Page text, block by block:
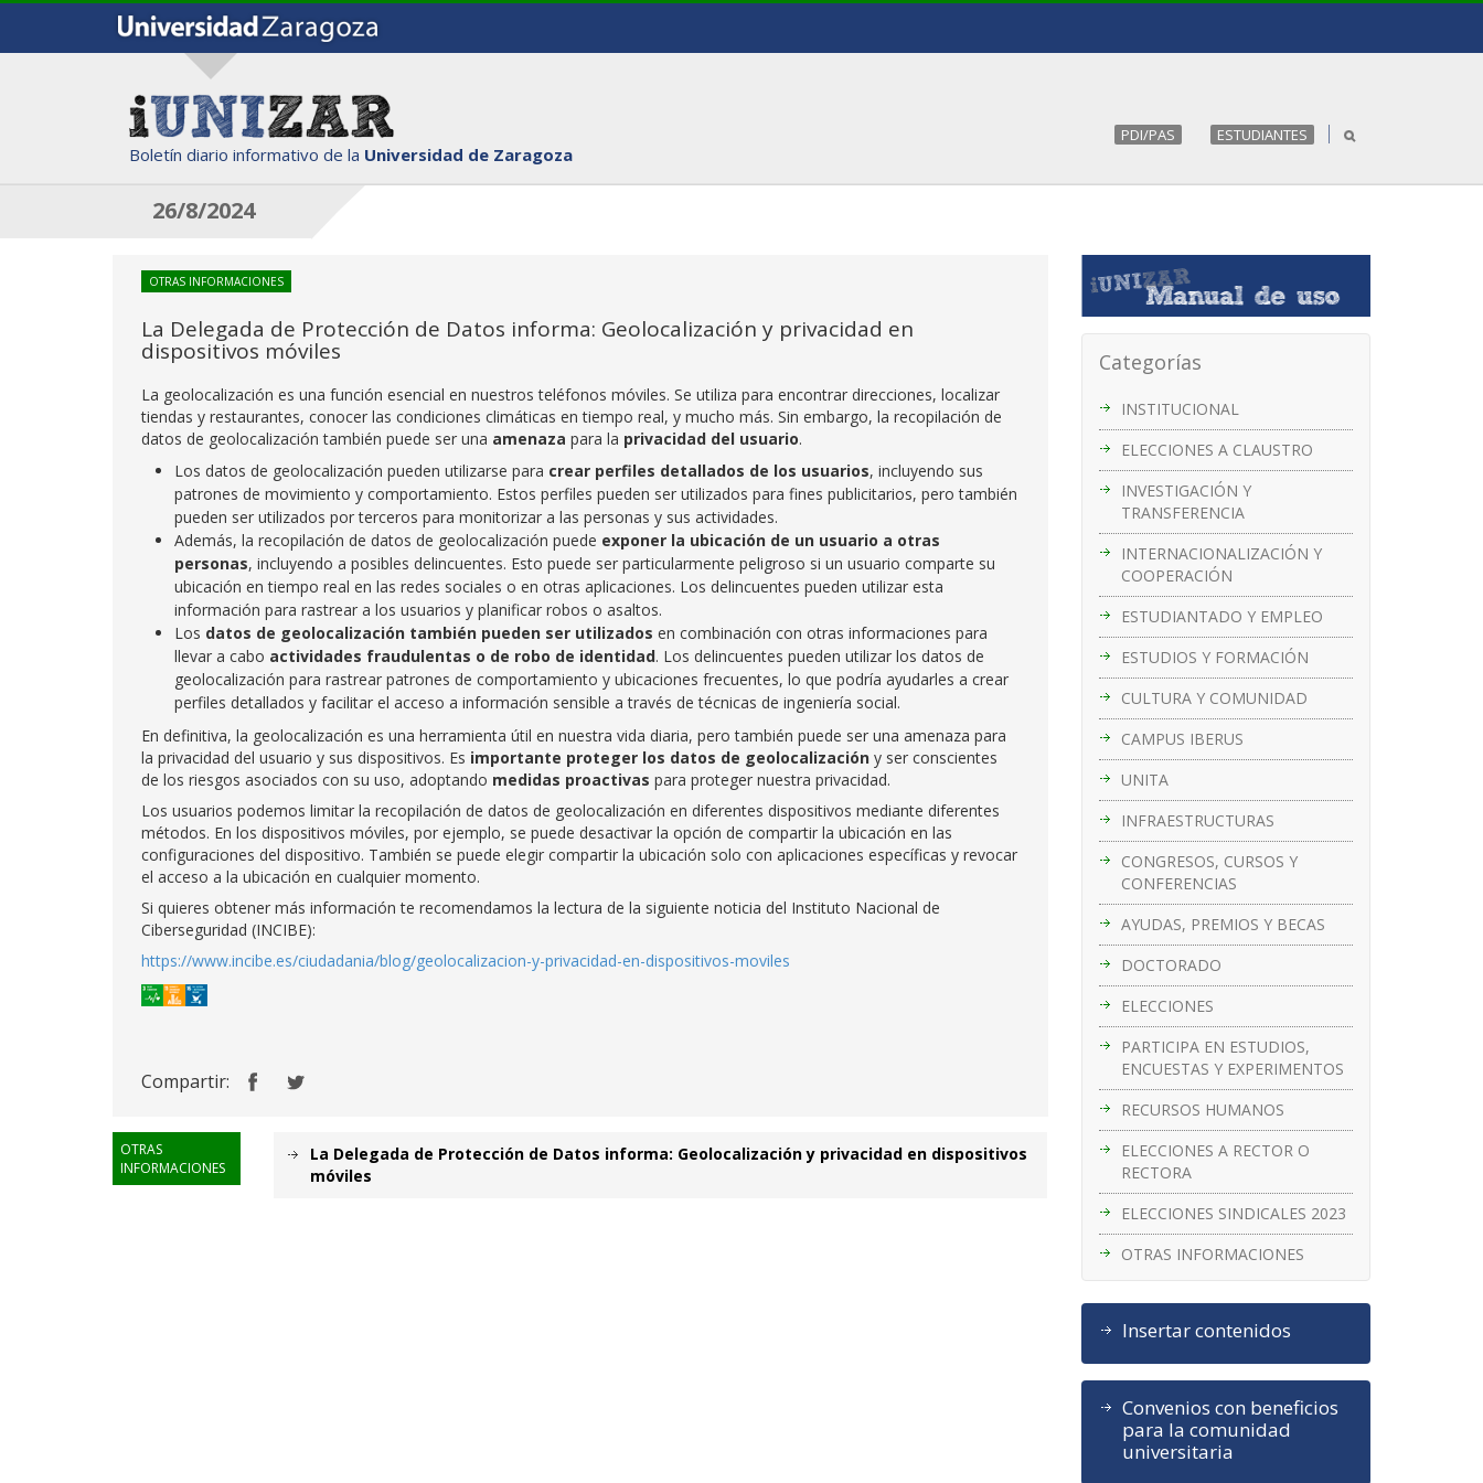
Boletín diario informativo de la Universidad de Zaragoza
PDI/PAS ESTUDIANTES
26/8/2024
Categorías
INSTITUCIONAL
ELECCIONES A CLAUSTRO
INVESTIGACIÓN Y
TRANSFERENCIA
INTERNACIONALIZACIÓN Y
COOPERACIÓN
ESTUDIANTADO Y EMPLEO
ESTUDIOS Y FORMACIÓN
CULTURA Y COMUNIDAD
CAMPUS IBERUS
UNITA
INFRAESTRUCTURAS
CONGRESOS, CURSOS Y
CONFERENCIAS
AYUDAS, PREMIOS Y BECAS
DOCTORADO
ELECCIONES
PARTICIPA EN ESTUDIOS,
ENCUESTAS Y EXPERIMENTOS
RECURSOS HUMANOS
ELECCIONES A RECTOR O
RECTORA
ELECCIONES SINDICALES 2023
OTRAS INFORMACIONES
Insertar contenidos
Convenios con beneficios
para la comunidad
universitaria
OTRAS INFORMACIONES
La Delegada de Protección de Datos informa: Geolocalización y privacidad en
dispositivos móviles
La geolocalización es una función esencial en nuestros teléfonos móviles. Se utiliza para encontrar direcciones, localizar
tiendas y restaurantes, conocer las condiciones climáticas en tiempo real, y mucho más. Sin embargo, la recopilación de
datos de geolocalización también puede ser una amenaza para la privacidad del usuario.
Los datos de geolocalización pueden utilizarse para crear perfiles detallados de los usuarios, incluyendo sus
patrones de movimiento y comportamiento. Estos perfiles pueden ser utilizados para fines publicitarios, pero también
pueden ser utilizados por terceros para monitorizar a las personas y sus actividades.
Además, la recopilación de datos de geolocalización puede exponer la ubicación de un usuario a otras
personas, incluyendo a posibles delincuentes. Esto puede ser particularmente peligroso si un usuario comparte su
ubicación en tiempo real en las redes sociales o en otras aplicaciones. Los delincuentes pueden utilizar esta
información para rastrear a los usuarios y planificar robos o asaltos.
Los datos de geolocalización también pueden ser utilizados en combinación con otras informaciones para
llevar a cabo actividades fraudulentas o de robo de identidad. Los delincuentes pueden utilizar los datos de
geolocalización para rastrear patrones de comportamiento y ubicaciones frecuentes, lo que podría ayudarles a crear
perfiles detallados y facilitar el acceso a información sensible a través de técnicas de ingeniería social.
En definitiva, la geolocalización es una herramienta útil en nuestra vida diaria, pero también puede ser una amenaza para
la privacidad del usuario y sus dispositivos. Es importante proteger los datos de geolocalización y ser conscientes
de los riesgos asociados con su uso, adoptando medidas proactivas para proteger nuestra privacidad.
Los usuarios podemos limitar la recopilación de datos de geolocalización en diferentes dispositivos mediante diferentes
métodos. En los dispositivos móviles, por ejemplo, se puede desactivar la opción de compartir la ubicación en las
configuraciones del dispositivo. También se puede elegir compartir la ubicación solo con aplicaciones específicas y revocar
el acceso a la ubicación en cualquier momento.
Si quieres obtener más información te recomendamos la lectura de la siguiente noticia del Instituto Nacional de
Ciberseguridad (INCIBE):
https://www.incibe.es/ciudadania/blog/geolocalizacion-y-privacidad-en-dispositivos-moviles
Compartir:
OTRAS
INFORMACIONES
La Delegada de Protección de Datos informa: Geolocalización y privacidad en dispositivos
móviles